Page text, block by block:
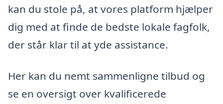
kan du stole på, at vores platform hjælper
dig med at finde de bedste lokale fagfolk,
der står klar til at yde assistance.
Her kan du nemt sammenligne tilbud og
se en oversigt over kvalificerede